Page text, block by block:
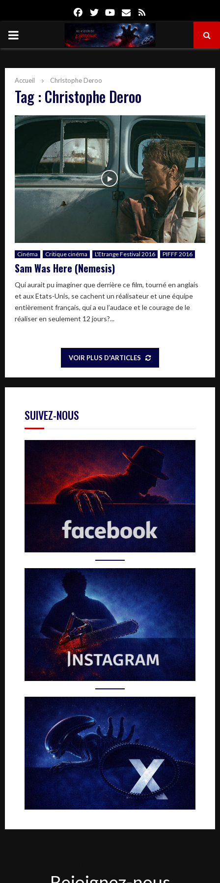
FacebookTwitterYoutube
Email
PRIMARY
Accueil Christophe Deroo
Tag : Christophe Deroo
Cinéma Critique cinéma L'Etrange Festival 2016 PIFFF 2016
Sam Was Here (Nemesis)
Qui aurait pu imaginer que derrière ce film, tourné en anglais
et aux Etats-Unis, se cachent un réalisateur et une équipe
entièrement français, qui a eu l’audace et le courage de le
réaliser en seulement 12 jours?...
VOIR PLUS D'ARTICLES
SUIVEZ-NOUS